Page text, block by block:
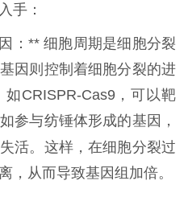
手：
：** 细胞周期是细胞分裂
因则控制着细胞分裂的进
CRISPR-Cas9，可以靶
参与纺锤体形成的基因，
活。这样，在细胞分裂过
，从而导致基因组加倍。